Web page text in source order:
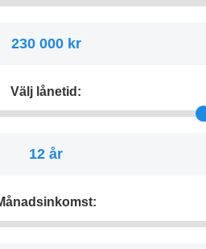
230 000 kr
Välj lånetid:
12 år